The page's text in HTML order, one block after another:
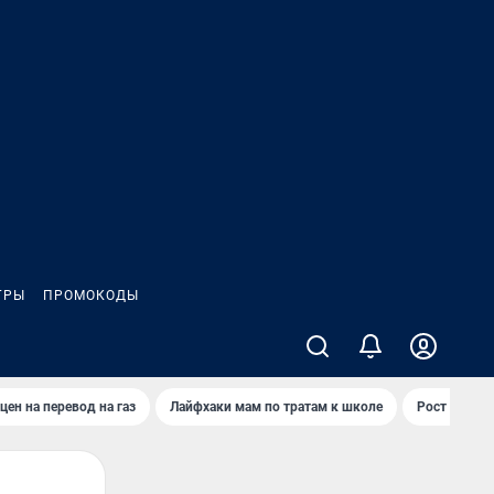
ПРОМОКОДЫ
на перевод на газ Лайфхаки мам по тратам к школе Рост цен на